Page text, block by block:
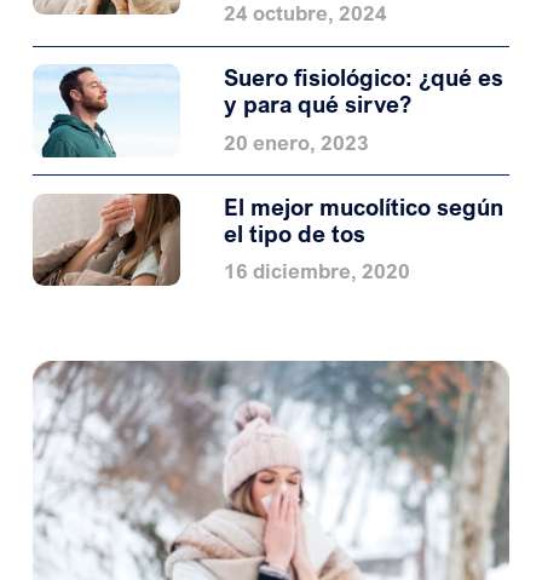
24 octubre, 2024
Suero fisiológico: ¿qué es
y para qué sirve?
20 enero, 2023
El mejor mucolítico según
el tipo de tos
16 diciembre, 2020